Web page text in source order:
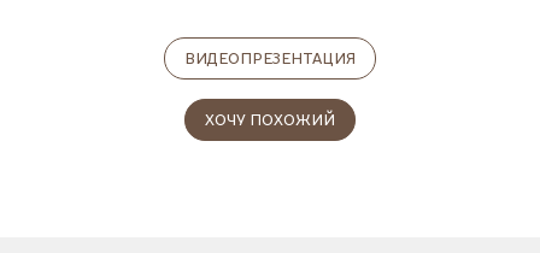
ВИДЕОПРЕЗЕНТАЦИЯ
ХОЧУ ПОХОЖИЙ